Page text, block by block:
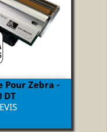
Pour Zebra -
DT